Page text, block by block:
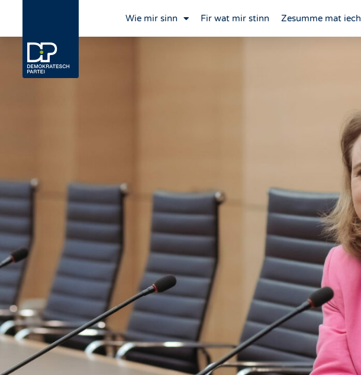
Wie mir sinn Fir wat mir stinn Zesumme mat iech